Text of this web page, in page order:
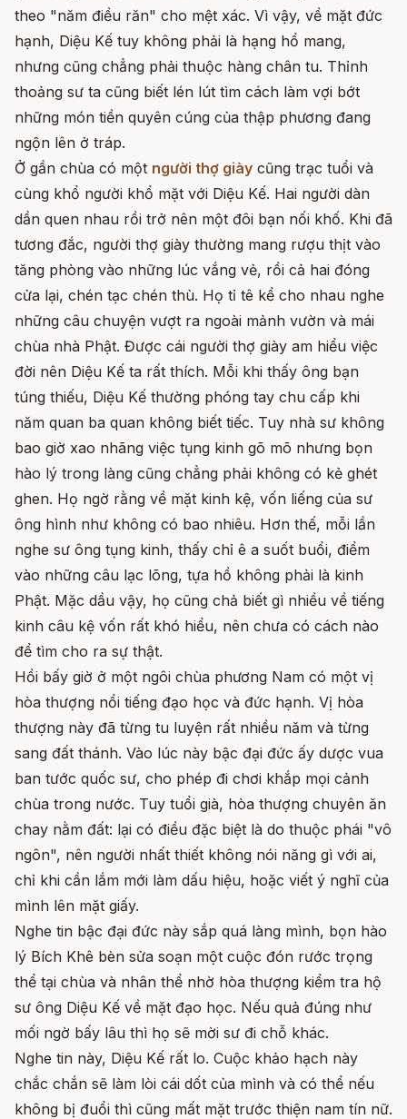
theo "năm điều răn" cho mệt xác. Vì vậy, về mặt đức
hạnh, Diệu Kế tuy không phải là hạng hổ mang,
nhưng cũng chẳng phải thuộc hàng chân tu. Thỉnh
thoảng sư ta cũng biết lén lút tìm cách làm vợi bớt
những món tiền quyên cúng của thập phương đang
ngộn lên ở tráp.
Ở gần chùa có một người thợ giày cũng trạc tuổi và
cùng khổ người khổ mặt với Diệu Kế. Hai người dàn
dần quen nhau rồi trở nên một đôi bạn nối khố. Khi đã
tương đắc, người thợ giày thường mang rượu thịt vào
tăng phòng vào những lúc vắng vẻ, rồi cả hai đóng
cửa lại, chén tạc chén thù. Họ tỉ tê kể cho nhau nghe
những câu chuyện vượt ra ngoài mảnh vườn và mái
chùa nhà Phật. Được cái người thợ giày am hiểu việc
đời nên Diệu Kế ta rất thích. Mỗi khi thấy ông bạn
túng thiếu, Diệu Kế thường phóng tay chu cấp khi
năm quan ba quan không biết tiếc. Tuy nhà sư không
bao giờ xao nhãng việc tụng kinh gõ mõ nhưng bọn
hào lý trong làng cũng chẳng phải không có kẻ ghét
ghen. Họ ngờ rằng về mặt kinh kệ, vốn liếng của sư
ông hình như không có bao nhiêu. Hơn thế, mỗi lần
nghe sư ông tụng kinh, thấy chỉ ê a suốt buổi, điểm
vào những câu lạc lõng, tựa hồ không phải là kinh
Phật. Mặc dầu vậy, họ cũng chả biết gì nhiều về tiếng
kinh câu kệ vốn rất khó hiểu, nên chưa có cách nào
để tìm cho ra sự thật.
Hồi bấy giờ ở một ngôi chùa phương Nam có một vị
hòa thượng nổi tiếng đạo học và đức hạnh. Vị hòa
thượng này đã từng tu luyện rất nhiều năm và từng
sang đất thánh. Vào lúc này bậc đại đức ấy dược vua
ban tước quốc sư, cho phép đi chơi khắp mọi cảnh
chùa trong nước. Tuy tuổi già, hòa thượng chuyên ăn
chay nằm đất: lại có điều đặc biệt là do thuộc phái "vô
ngôn", nên người nhất thiết không nói năng gì với ai,
chỉ khi cần lắm mới làm dấu hiệu, hoặc viết ý nghĩ của
mình lên mặt giấy.
Nghe tin bậc đại đức này sắp quá làng mình, bọn hào
lý Bích Khê bèn sửa soạn một cuộc đón rước trọng
thể tại chùa và nhân thể nhờ hòa thượng kiểm tra hộ
sư ông Diệu Kế về mặt đạo học. Nếu quả đúng như
mối ngờ bấy lâu thì họ sẽ mời sư đi chỗ khác.
Nghe tin này, Diệu Kế rất lo. Cuộc khảo hạch này
chắc chắn sẽ làm lòi cái dốt của mình và có thể nếu
không bị đuổi thì cũng mất mặt trước thiện nam tín nữ.